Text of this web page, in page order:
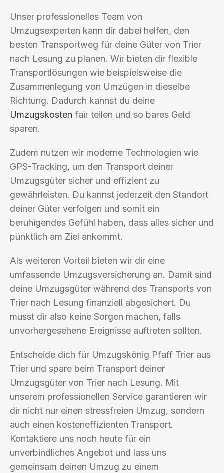
Unser professionelles Team von
Umzugsexperten kann dir dabei helfen, den
besten Transportweg für deine Güter von Trier
nach Lesung zu planen. Wir bieten dir flexible
Transportlösungen wie beispielsweise die
Zusammenlegung von Umzügen in dieselbe
Richtung. Dadurch kannst du deine
Umzugskosten fair teilen und so bares Geld
sparen.
Zudem nutzen wir moderne Technologien wie
GPS-Tracking, um den Transport deiner
Umzugsgüter sicher und effizient zu
gewährleisten. Du kannst jederzeit den Standort
deiner Güter verfolgen und somit ein
beruhigendes Gefühl haben, dass alles sicher und
pünktlich am Ziel ankommt.
Als weiteren Vorteil bieten wir dir eine
umfassende Umzugsversicherung an. Damit sind
deine Umzugsgüter während des Transports von
Trier nach Lesung finanziell abgesichert. Du
musst dir also keine Sorgen machen, falls
unvorhergesehene Ereignisse auftreten sollten.
Entscheide dich für Umzugskönig Pfaff Trier aus
Trier und spare beim Transport deiner
Umzugsgüter von Trier nach Lesung. Mit
unserem professionellen Service garantieren wir
dir nicht nur einen stressfreien Umzug, sondern
auch einen kosteneffizienten Transport.
Kontaktiere uns noch heute für ein
unverbindliches Angebot und lass uns
gemeinsam deinen Umzug zu einem